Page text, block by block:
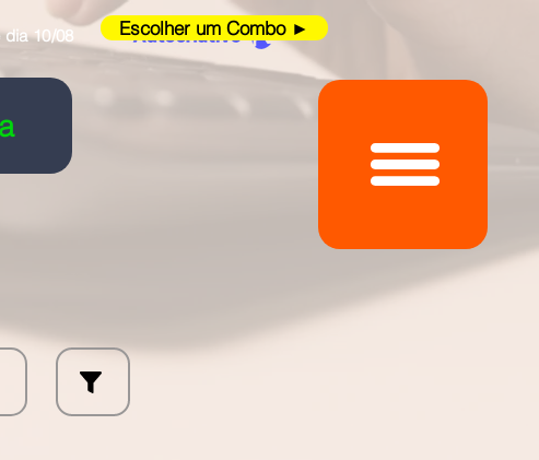
10/08 Escolher um Combo ►